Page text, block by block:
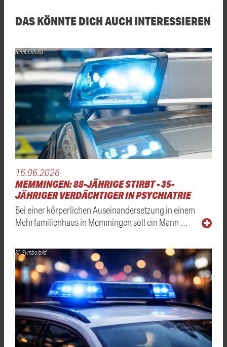
DAS KÖNNTE DICH AUCH INTERESSIEREN
Symboldbild
16.06.2026
MEMMINGEN: 88-JÄHRIGE STIRBT - 35-
JÄHRIGER VERDÄCHTIGER IN PSYCHIATRIE
Bei einer körperlichen Auseinandersetzung in einem
Mehrfamilienhaus in Memmingen soll ein Mann …
KI-Symbolbild